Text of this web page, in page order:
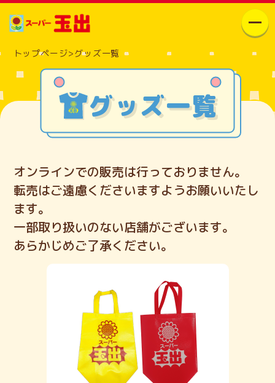
チラシ一覧
店舗情報
会社概要
新世界店
採用情報
お問い合わせ
トップページ>グッズ一覧
グッズ一覧
オンラインでの販売は行っておりません。
転売はご遠慮くださいますようお願いいたし
ます。
一部取り扱いのない店舗がございます。
あらかじめご了承ください。